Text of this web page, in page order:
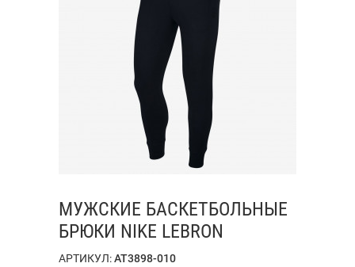
МУЖСКИЕ БАСКЕТБОЛЬНЫЕ
БРЮКИ NIKE LEBRON
АРТИКУЛ:AT3898-010